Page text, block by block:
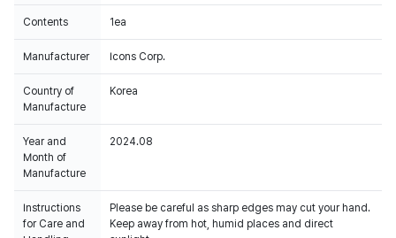
Contents 1ea
Manufacturer Icons Corp.
Country of
Manufacture
Korea
Year and
Month of
Manufacture
2024.08
Instructions
for Care and
Please be careful as sharp edges may cut your hand.
Keep away from hot, humid places and direct